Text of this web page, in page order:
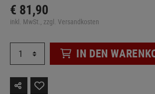
€ 81,90
inkl. MwSt., zzgl. Versandkosten
IN DEN